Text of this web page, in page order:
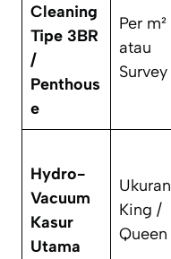
Cleaning
Tipe 3BR
/
Penthous
e
Per m²
atau
Survey
Hydro-
Vacuum
Kasur
Utama
Ukuran
King /
Queen